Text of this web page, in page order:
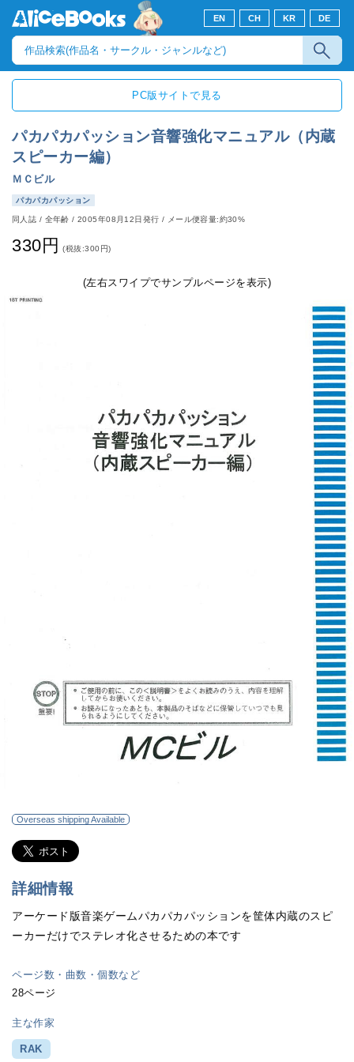
EN CH KR DE
PC版サイトで見る
パカパカパッション音響強化マニュアル（内蔵
スピーカー編）
ＭＣビル
パカパカパッション
同人誌 / 全年齢/2005年08月12日発行 / メール便容量:約30%
330円 (税抜:300円)
(左右スワイプでサンプルページを表示)
Overseas shipping Available
詳細情報
アーケード版音楽ゲームパカパカパッションを筐体内蔵のスピ
ーカーだけでステレオ化させるための本です
ページ数・曲数・個数など
28ページ
主な作家
RAK